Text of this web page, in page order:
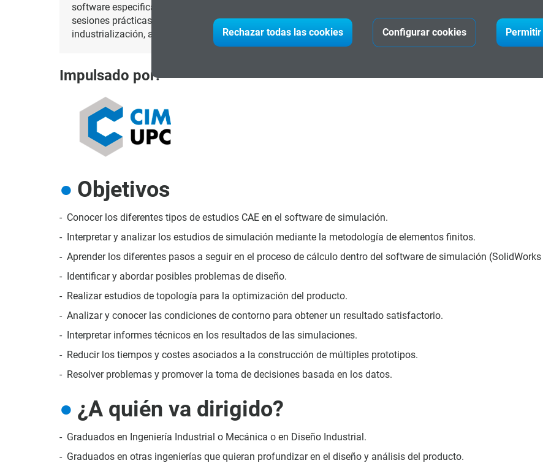
Rechazar todas las cookies Configurar cookies
software especificas CAE y desarrollarán habilidades para interpretar los resultados y comunicar estos
sesiones prácticas en la planta piloto donde se realizarán diferentes ensayos que permitirán interpretar los
industrialización, además de desarrollar habilidades y competencias de utilidad en el ámbito profesional.
Impulsado por:
Objetivos
Conocer los diferentes tipos de estudios CAE en el software de simulación.
Interpretar y analizar los estudios de simulación mediante la metodología de elementos finitos.
Aprender los diferentes pasos a seguir en el proceso de cálculo dentro del software de simulación
Identificar y abordar posibles problemas de diseño.
Realizar estudios de topología para la optimización del producto.
Analizar y conocer las condiciones de contorno para obtener un resultado satisfactorio.
Interpretar informes técnicos en los resultados de las simulaciones.
Reducir los tiempos y costes asociados a la construcción de múltiples prototipos.
Resolver problemas y promover la toma de decisiones basada en los datos.
¿A quién va dirigido?
Graduados en Ingeniería Industrial o Mecánica o en Diseño Industrial.
Graduados en otras ingenierías que quieran profundizar en el diseño y análisis del producto.